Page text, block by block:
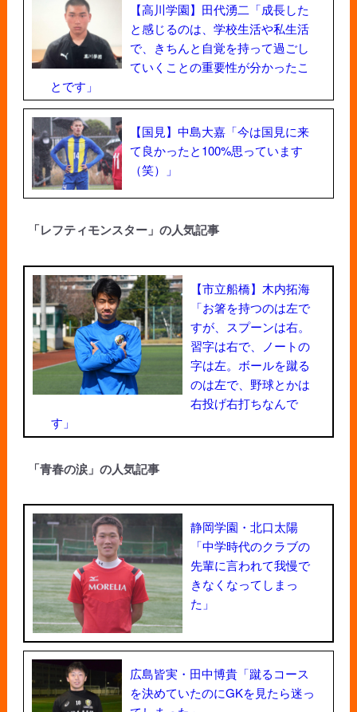
【高川学園】田代湧二「成長した
と感じるのは、学校生活や私生活
で、きちんと自覚を持って過ごし
ていくことの重要性が分かったこ
とです」
【国見】中島大嘉「今は国見に来
て良かったと100%思っています
（笑）」
「レフティモンスター」の人気記事
【市立船橋】木内拓海
「お箸を持つのは左で
すが、スプーンは右。
習字は右で、ノートの
字は左。ボールを蹴る
のは左で、野球とかは
右投げ右打ちなんで
す」
「青春の涙」の人気記事
静岡学園・北口太陽
「中学時代のクラブの
先輩に言われて我慢で
きなくなってしまっ
た」
広島皆実・田中博貴「蹴るコース
を決めていたのにGKを見たら迷っ